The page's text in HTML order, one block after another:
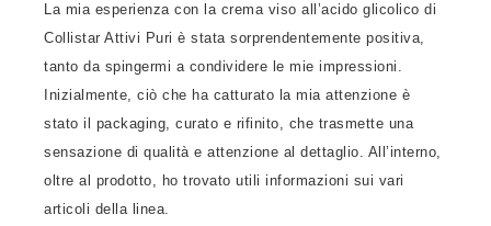
La mia esperienza con la crema viso all’acido glicolico di
Collistar Attivi Puri è stata sorprendentemente positiva,
tanto da spingermi a condividere le mie impressioni.
Inizialmente, ciò che ha catturato la mia attenzione è
stato il packaging, curato e rifinito, che trasmette una
sensazione di qualità e attenzione al dettaglio. All’interno,
oltre al prodotto, ho trovato utili informazioni sui vari
articoli della linea.